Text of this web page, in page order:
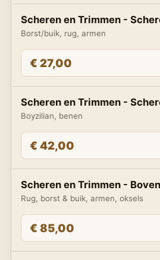
Scheren en Trimmen -
Borst/buik, rug, armen
€ 27,00
Scheren en Trimmen -
Boyzilian, benen
€ 42,00
Scheren en Trimmen -
Rug, borst & buik, armen, oksels
€ 85,00